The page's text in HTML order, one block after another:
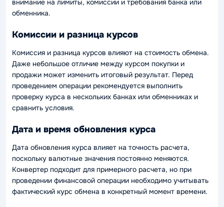
обменника.
Комиссии и разница курсов
Комиссия и разница курсов влияют на стоимость обмена.
Даже небольшое отличие между курсом покупки и
продажи может изменить итоговый результат. Перед
проведением операции рекомендуется выполнить
проверку курса в нескольких банках или обменниках и
сравнить условия.
Дата и время обновления курса
Дата обновления курса влияет на точность расчета,
поскольку валютные значения постоянно меняются.
Конвертер подходит для примерного расчета, но при
проведении финансовой операции необходимо учитывать
фактический курс обмена в конкретный момент времени.